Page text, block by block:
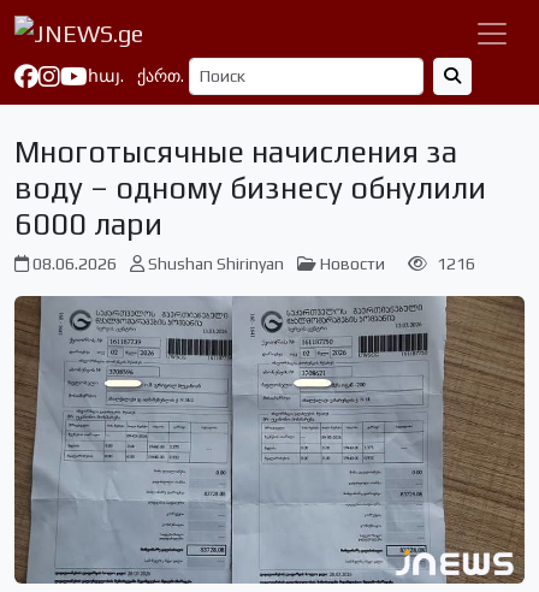
հայ. ქართ.
Многотысячные начисления за
воду – одному бизнесу обнулили
6000 лари
08.06.2026 Shushan Shirinyan Новости 1216